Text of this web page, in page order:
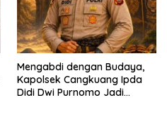
Mengabdi dengan Budaya,
Kapolsek Cangkuang Ipda
Didi Dwi Purnomo Jadi